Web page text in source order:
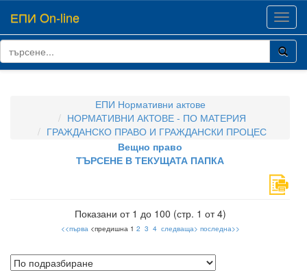
ЕПИ On-line
ЕПИ Нормативни актове
НОРМАТИВНИ АКТОВЕ - ПО МАТЕРИЯ
ГРАЖДАНСКО ПРАВО И ГРАЖДАНСКИ ПРОЦЕС
Вещно право
ТЪРСЕНЕ В ТЕКУЩАТА ПАПКА
Показани от 1 до 100 (стр. 1 от 4)
<<първа<предишна 1 2 3 4 следваща> последна>>